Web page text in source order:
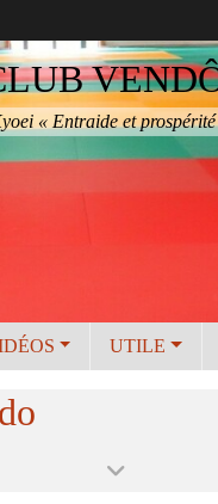
« Entraide et
UTILE